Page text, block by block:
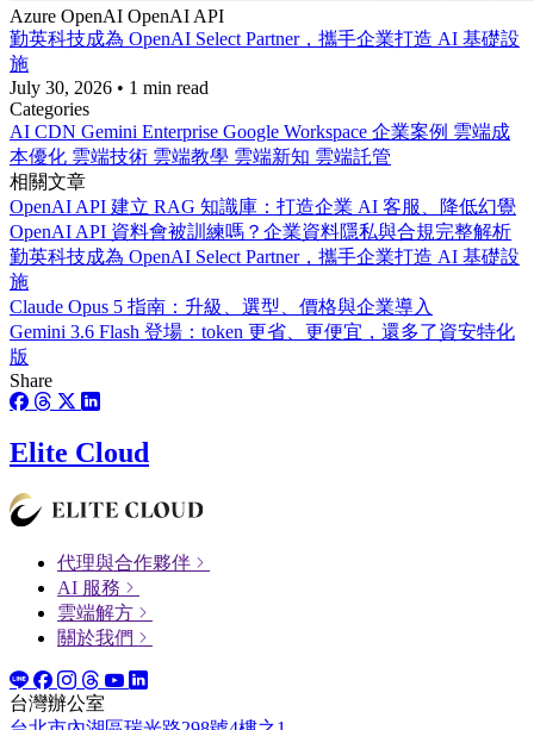
Azure OpenAI OpenAI API
勤英科技成為 OpenAI Select Partner，攜手企業打造 AI 基礎設
施
July 30, 2026 • 1 min read
Categories
AI CDN Gemini Enterprise Google Workspace 企業案例 雲端成
本優化 雲端技術 雲端教學 雲端新知 雲端託管
相關文章
OpenAI API 建立 RAG 知識庫：打造企業 AI 客服、降低幻覺
OpenAI API 資料會被訓練嗎？企業資料隱私與合規完整解析
勤英科技成為 OpenAI Select Partner，攜手企業打造 AI 基礎設
施
Claude Opus 5 指南：升級、選型、價格與企業導入
Gemini 3.6 Flash 登場：token 更省、更便宜，還多了資安特化
版
Share
Elite Cloud
代理與合作夥伴
AI 服務
雲端解方
關於我們
台灣辦公室